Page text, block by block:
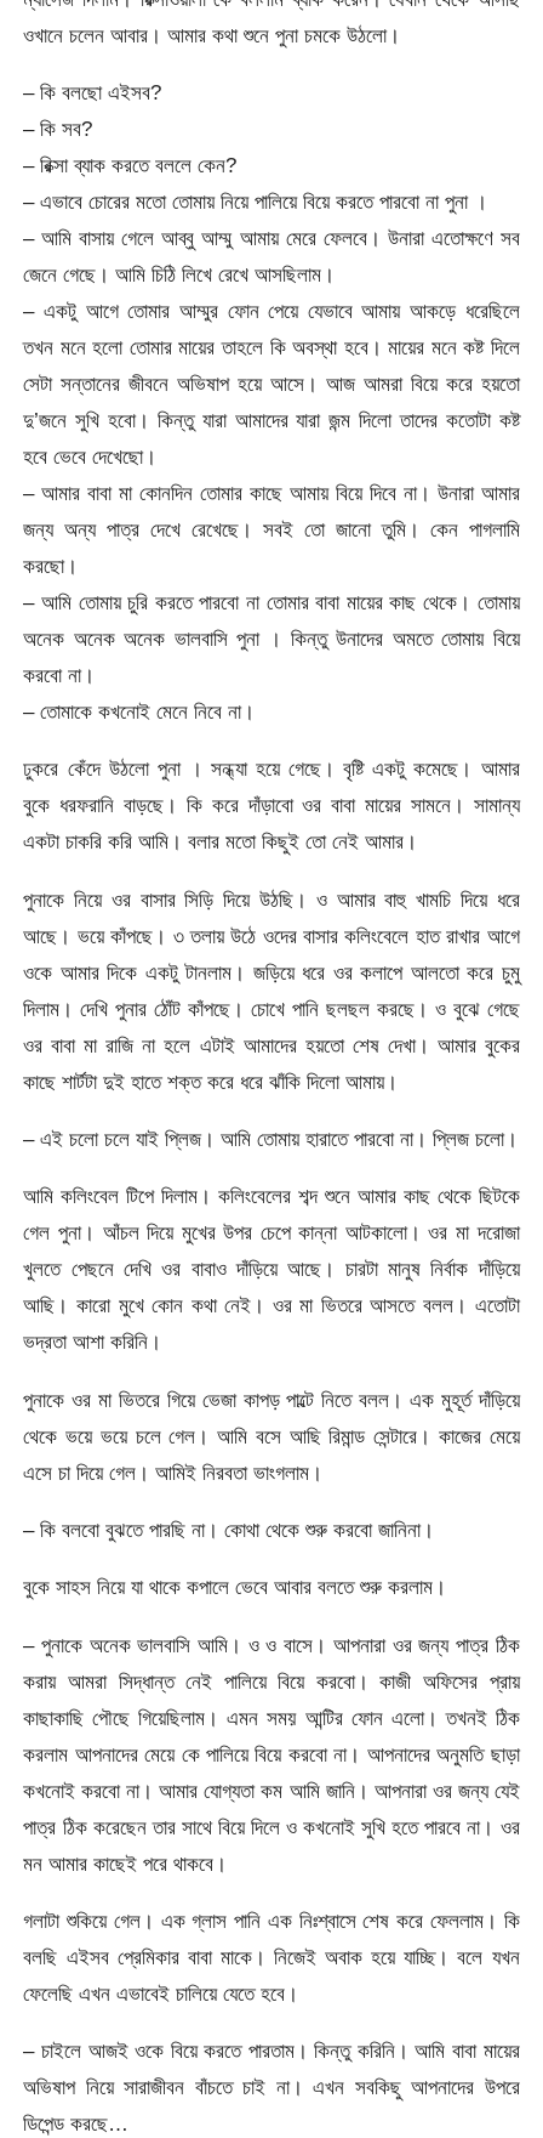
ওখানে চলেন আবার। আমার কথা শুনে পুনা চমকে উঠলো।
– কি বলছো এইসব?
– কি সব?
– রিক্সা ব্যাক করতে বললে কেন?
– এভাবে চোরের মতো তোমায় নিয়ে পালিয়ে বিয়ে করতে পারবো না পুনা ।
– আমি বাসায় গেলে আব্বু আম্মু আমায় মেরে ফেলবে। উনারা এতোক্ষণে সব
জেনে গেছে। আমি চিঠি লিখে রেখে আসছিলাম।
– একটু আগে তোমার আম্মুর ফোন পেয়ে যেভাবে আমায় আকড়ে ধরেছিলে
তখন মনে হলো তোমার মায়ের তাহলে কি অবস্থা হবে। মায়ের মনে কষ্ট দিলে
সেটা সন্তানের জীবনে অভিষাপ হয়ে আসে। আজ আমরা বিয়ে করে হয়তো
দু’জনে সুখি হবো। কিন্তু যারা আমাদের যারা জন্ম দিলো তাদের কতোটা কষ্ট
হবে ভেবে দেখেছো।
– আমার বাবা মা কোনদিন তোমার কাছে আমায় বিয়ে দিবে না। উনারা আমার
জন্য অন্য পাত্র দেখে রেখেছে। সবই তো জানো তুমি। কেন পাগলামি
করছো।
– আমি তোমায় চুরি করতে পারবো না তোমার বাবা মায়ের কাছ থেকে। তোমায়
অনেক অনেক অনেক ভালবাসি পুনা । কিন্তু উনাদের অমতে তোমায় বিয়ে
করবো না।
– তোমাকে কখনোই মেনে নিবে না।
ঢুকরে কেঁদে উঠলো পুনা । সন্ধ্যা হয়ে গেছে। বৃষ্টি একটু কমেছে। আমার
বুকে ধরফরানি বাড়ছে। কি করে দাঁড়াবো ওর বাবা মায়ের সামনে। সামান্য
একটা চাকরি করি আমি। বলার মতো কিছুই তো নেই আমার।
পুনাকে নিয়ে ওর বাসার সিড়ি দিয়ে উঠছি। ও আমার বাহু খামচি দিয়ে ধরে
আছে। ভয়ে কাঁপছে। ৩ তলায় উঠে ওদের বাসার কলিংবেলে হাত রাখার আগে
ওকে আমার দিকে একটু টানলাম। জড়িয়ে ধরে ওর কলাপে আলতো করে চুমু
দিলাম। দেখি পুনার ঠোঁট কাঁপছে। চোখে পানি ছলছল করছে। ও বুঝে গেছে
ওর বাবা মা রাজি না হলে এটাই আমাদের হয়তো শেষ দেখা। আমার বুকের
কাছে শার্টটা দুই হাতে শক্ত করে ধরে ঝাঁকি দিলো আমায়।
– এই চলো চলে যাই প্লিজ। আমি তোমায় হারাতে পারবো না। প্লিজ চলো।
আমি কলিংবেল টিপে দিলাম। কলিংবেলের শব্দ শুনে আমার কাছ থেকে ছিটকে
গেল পুনা। আঁচল দিয়ে মুখের উপর চেপে কান্না আটকালো। ওর মা দরোজা
খুলতে পেছনে দেখি ওর বাবাও দাঁড়িয়ে আছে। চারটা মানুষ নির্বাক দাঁড়িয়ে
আছি। কারো মুখে কোন কথা নেই। ওর মা ভিতরে আসতে বলল। এতোটা
ভদ্রতা আশা করিনি।
পুনাকে ওর মা ভিতরে গিয়ে ভেজা কাপড় পাল্টে নিতে বলল। এক মুহূর্ত দাঁড়িয়ে
থেকে ভয়ে ভয়ে চলে গেল। আমি বসে আছি রিমান্ড সেন্টারে। কাজের মেয়ে
এসে চা দিয়ে গেল। আমিই নিরবতা ভাংগলাম।
– কি বলবো বুঝতে পারছি না। কোথা থেকে শুরু করবো জানিনা।
বুকে সাহস নিয়ে যা থাকে কপালে ভেবে আবার বলতে শুরু করলাম।
– পুনাকে অনেক ভালবাসি আমি। ও ও বাসে। আপনারা ওর জন্য পাত্র ঠিক
করায় আমরা সিদ্ধান্ত নেই পালিয়ে বিয়ে করবো। কাজী অফিসের প্রায়
কাছাকাছি পৌছে গিয়েছিলাম। এমন সময় আন্টির ফোন এলো। তখনই ঠিক
করলাম আপনাদের মেয়ে কে পালিয়ে বিয়ে করবো না। আপনাদের অনুমতি ছাড়া
কখনোই করবো না। আমার যোগ্যতা কম আমি জানি। আপনারা ওর জন্য যেই
পাত্র ঠিক করেছেন তার সাথে বিয়ে দিলে ও কখনোই সুখি হতে পারবে না। ওর
মন আমার কাছেই পরে থাকবে।
গলাটা শুকিয়ে গেল। এক গ্লাস পানি এক নিঃশ্বাসে শেষ করে ফেললাম। কি
বলছি এইসব প্রেমিকার বাবা মাকে। নিজেই অবাক হয়ে যাচ্ছি। বলে যখন
ফেলেছি এখন এভাবেই চালিয়ে যেতে হবে।
– চাইলে আজই ওকে বিয়ে কর‍তে পারতাম। কিন্তু করিনি। আমি বাবা মায়ের
অভিষাপ নিয়ে সারাজীবন বাঁচতে চাই না। এখন সবকিছু আপনাদের উপরে
ডিপেন্ড করছে…